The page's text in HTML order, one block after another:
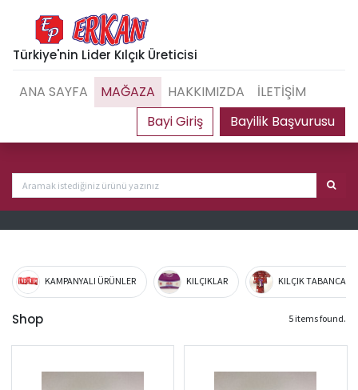
Türkiye'nin Lider Kılçık Üreticisi
Bayilik Başvurusu
ANA SAYFA MAĞAZA HAKKIMIZDA İLETİŞİM
KAMPANYALI ÜRÜNLER KILÇIKLAR KILÇIK TABANCA
Shop 5 items found.